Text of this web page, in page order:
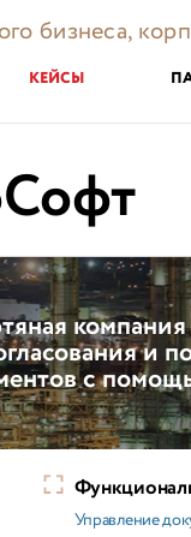
бизнеса,
КЕЙСЫ
и
с
Управление